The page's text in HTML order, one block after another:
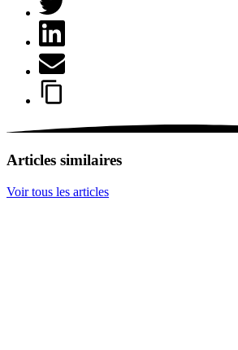
Articles similaires
Voir tous les articles